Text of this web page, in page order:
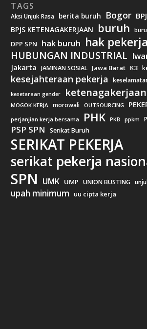
TAGS
Aksi Unjuk Rasa berita buruh Bogor
BPJS KETENAGAKERJAAN buruh
DPP SPN hak buruh hak pekerja
HUBUNGAN INDUSTRIAL
Jakarta JAMINAN SOSIAL Jawa Barat K3
kesejahteraan pekerja
kesetaraan gender ketenagakerjaan
MOGOK KERJA morowali OUTSOURCING
perjanjian kerja bersama PHK PKB ppkm
PSP SPN Serikat Buruh
SERIKAT PEKERJA
serikat pekerja
SPN UMK UMP UNION BUSTING
upah minimum uu cipta kerja